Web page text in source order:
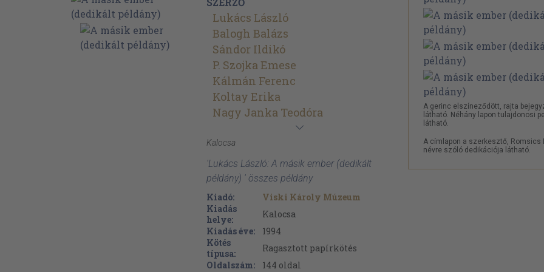
Lukács László
Balogh Balázs
Sándor Ildikó
P. Szojka Emese
Kálmán Ferenc
Koltay Erika
Nagy Janka Teodóra
Kalocsa
'Lukács László: A másik ember (dedikált
példány) ' összes példány
Kiadó:
Viski Károly Múzeum
Kiadás
helye:
Kalocsa
Kiadás éve:
1994
Kötés
típusa:
Ragasztott papírkötés
Oldalszám:
144 oldal
A gerinc elszíneződött, rajta
látható. Néhány lapon tulajdonosi
látható.
A címlapon a szerkesztő, Romsics
névre szóló dedikációja látható.